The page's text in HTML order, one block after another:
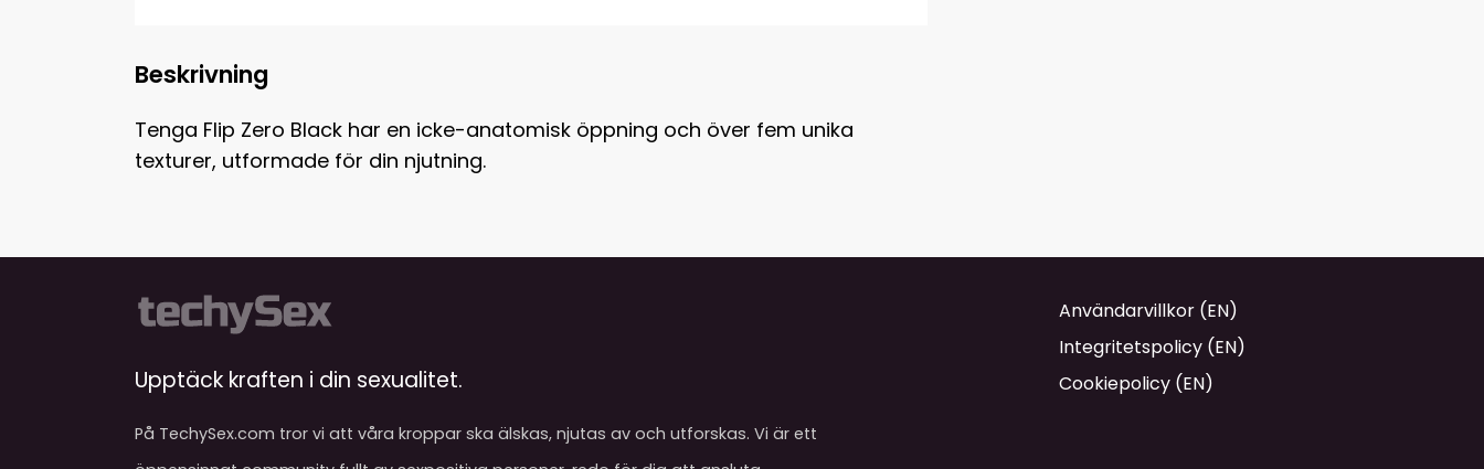
Beskrivning
Tenga Flip Zero Black har en icke-anatomisk öppning och över fem unika
texturer, utformade för din njutning.
Upptäck kraften i din sexualitet.
På TechySex.com tror vi att våra kroppar ska älskas, njutas av och utforskas. Vi är ett
Användarvillkor (EN)
Integritetspolicy (EN)
Cookiepolicy (EN)